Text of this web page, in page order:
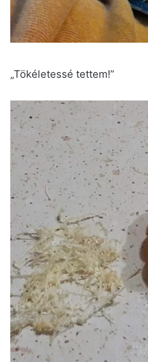
„Tökéletessé tettem!”